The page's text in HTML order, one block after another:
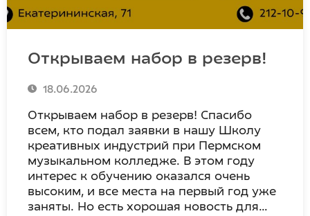
Открываем набор в резерв!
18.06.2026
Открываем набор в резерв! Спасибо
всем, кто подал заявки в нашу Школу
креативных индустрий при Пермском
музыкальном колледже. В этом году
интерес к обучению оказался очень
высоким, и все места на первый год уже
заняты. Но есть хорошая новость для…